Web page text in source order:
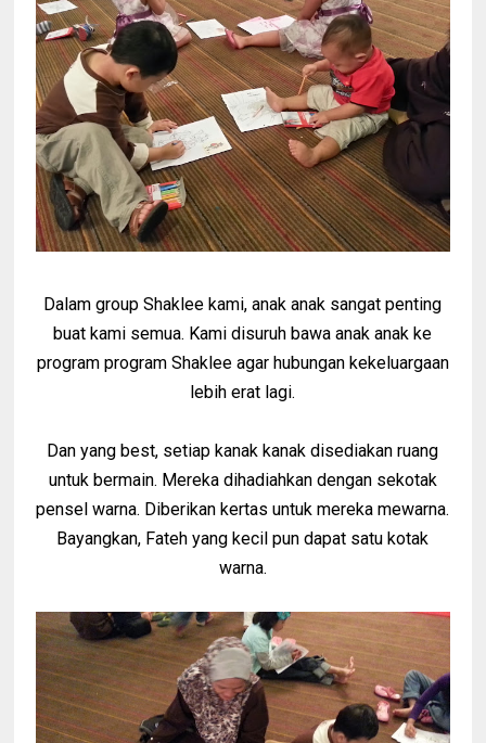
Dalam group Shaklee kami, anak anak sangat penting
buat kami semua. Kami disuruh bawa anak anak ke
program program Shaklee agar hubungan kekeluargaan
lebih erat lagi.
Dan yang best, setiap kanak kanak disediakan ruang
untuk bermain. Mereka dihadiahkan dengan sekotak
pensel warna. Diberikan kertas untuk mereka mewarna.
Bayangkan, Fateh yang kecil pun dapat satu kotak
warna.